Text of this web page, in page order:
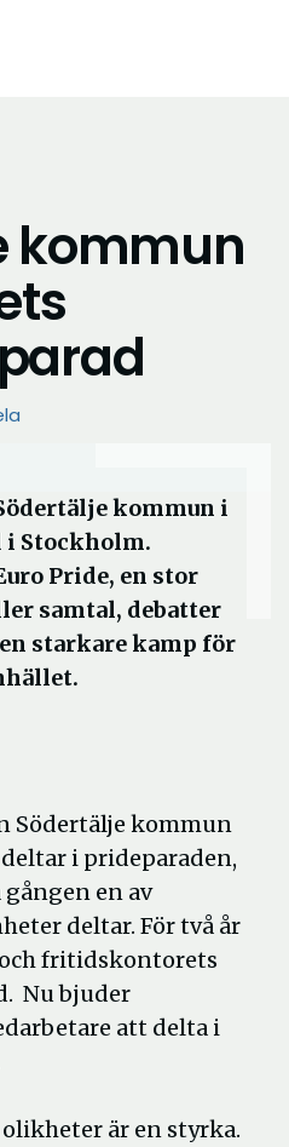
kommun
kommun i
i Stockholm.
Pride, en stor
samtal, debatter
starkare kamp för
Södertälje kommun
i prideparaden,
en av
deltar. För två år
fritidskontorets
Nu bjuder
att delta i
är en styrka.